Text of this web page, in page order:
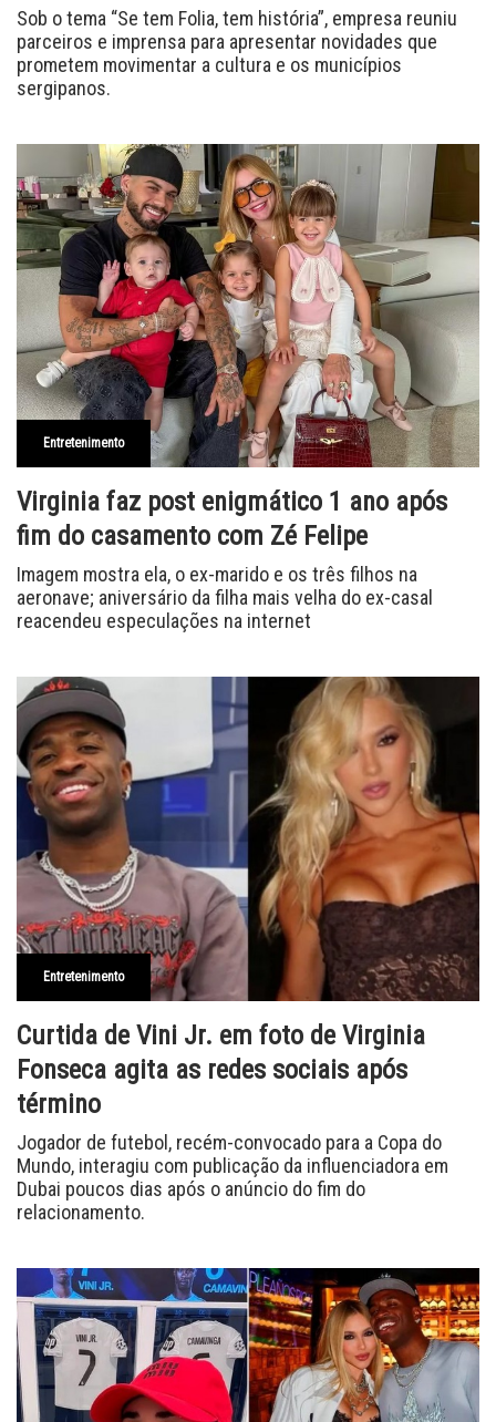
Sob o tema “Se tem Folia, tem história”, empresa reuniu
parceiros e imprensa para apresentar novidades que
prometem movimentar a cultura e os municípios
sergipanos.
Entretenimento
Virginia faz post enigmático 1 ano após
fim do casamento com Zé Felipe
Imagem mostra ela, o ex-marido e os três filhos na
aeronave; aniversário da filha mais velha do ex-casal
reacendeu especulações na internet
Entretenimento
Curtida de Vini Jr. em foto de Virginia
Fonseca agita as redes sociais após
término
Jogador de futebol, recém-convocado para a Copa do
Mundo, interagiu com publicação da influenciadora em
Dubai poucos dias após o anúncio do fim do
relacionamento.